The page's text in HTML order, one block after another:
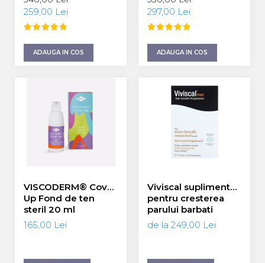
259,00 Lei
ADAUGA IN COS
SPF 50 - 55 ml
297,00 Lei
ADAUGA IN COS
VISCODERM® Cover
Up Fond de ten
steril 20 ml
165,00 Lei
Viviscal supliment
pentru cresterea
parului barbati
60/180 tablete
de la 249,00 Lei